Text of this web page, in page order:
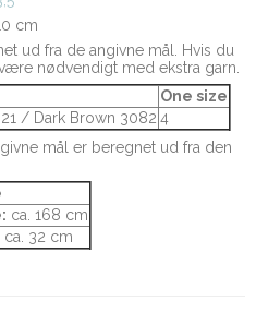
cm
ud fra de angivne mål. Hvis du
nødvendigt med ekstra garn.
One size
/ Dark Brown 3082 4
mål er beregnet ud fra den
ca. 168 cm
ca. 32 cm